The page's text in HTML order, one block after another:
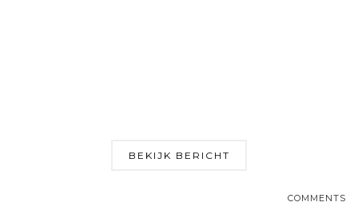
BEKIJK BERICHT
COMMENTS